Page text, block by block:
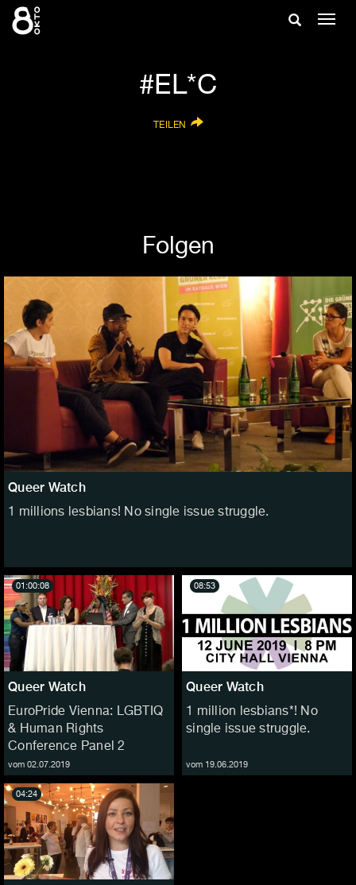
Zum
Inhalt
Suche
EL*C
TEILEN
Folgen
Queer Watch
1 millions lesbians! No single issue struggle.
Queer Watch
EuroPride Vienna: LGBTIQ
& Human Rights
Conference Panel 2
vom 02.07.2019
01:00:08
Queer Watch
1 million lesbians*! No
single issue struggle.
vom 19.06.2019
08:53
04:24